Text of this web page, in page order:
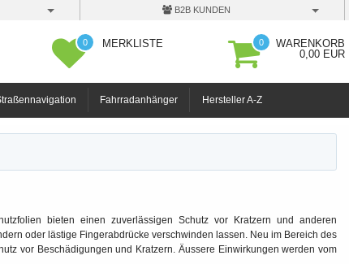
B2B KUNDEN
0 MERKLISTE 0
WARENKORB
0,00 EUR
Fahrradanhänger Hersteller A-Z
bieten einen zuverlässigen Schutz vor Kratzern und anderen
oder lästige Fingerabdrücke verschwinden lassen. Neu im Bereich des
vor Beschädigungen und Kratzern. Äussere Einwirkungen werden vom